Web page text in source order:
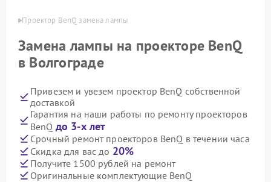
Проектор BenQ замена лампы
Замена лампы на проекторе BenQ
в Волгограде
Привезем и увезем проектор BenQ собственной
доставкой
Гарантия на наши работы по ремонту проекторов
BenQ до 3-х лет
Срочный ремонт проекторов BenQ в течении часа
Скидка для вас до 20%
Получите 1500 рублей на ремонт
Оригинальные комплектующие BenQ